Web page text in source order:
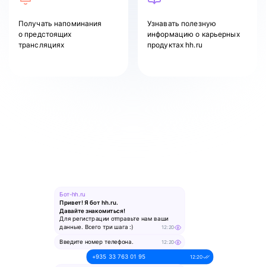
Получать напоминания
о предстоящих
трансляциях
Узнавать полезную
информацию о карьерных
продуктах hh.ru
Бот-hh.ru
Привет! Я бот hh.ru.
Давайте знакомиться!
Для регистрации отправьте нам ваши
данные. Всего три шага :)
12:20
Введите номер телефона. 12:20
+935 33 763 01 95 12:20